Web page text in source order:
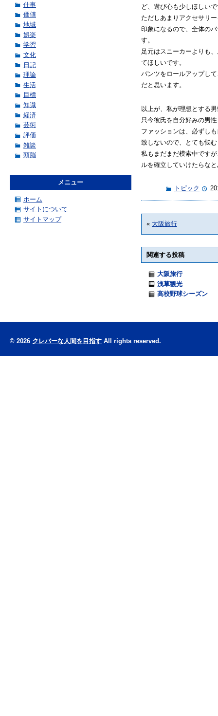
ど、遊び心も少しほしい
ただしあまりアクセサリ
印象になるので、全体の
す。
足元はスニーカーよりも
てほしいです。
パンツをロールアップし
だと思います。
以上が、私が理想とする
只今彼氏を自分好みの男
ファッションは、必ずし
致しないので、とても悩
私もまだまだ模索中です
ルを確立していけたらな
トピック
« 大阪旅行
関連する投稿
大阪旅行
浅草観光
高校野球シーズン
仕事
価値
地域
娯楽
学習
文化
日記
理論
生活
目標
知識
経済
芸術
評価
雑談
頭脳
メニュー
ホーム
サイトについて
サイトマップ
© 2026 クレバーな人間を目指す All rights reserved.